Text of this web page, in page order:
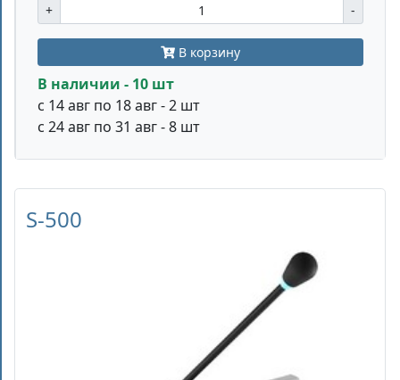
+ -
В корзину
В наличии - 10 шт
с 14 авг по 18 авг - 2 шт
с 24 авг по 31 авг - 8 шт
S-500